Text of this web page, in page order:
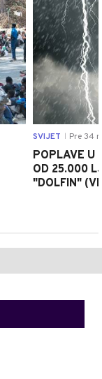
SVIJET Pre 34
POPLAVE U
OD 25.000
"DOLFIN"